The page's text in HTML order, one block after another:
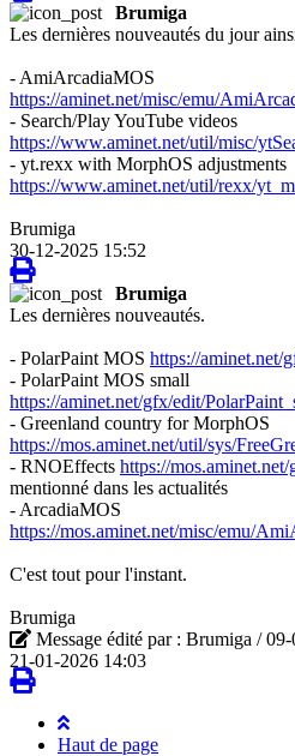
Brumiga
Les dernières nouveautés du jour
- AmiArcadiaMOS
https://aminet.net/misc/emu/
- Search/Play YouTube videos
https://www.aminet.net/util/misc/
- yt.rexx with MorphOS adjustments
https://www.aminet.net/util/rexx/
Brumiga
30-12-2025 15:52
Brumiga
Les dernières nouveautés.
- PolarPaint MOS https://aminet.net/
- PolarPaint MOS small
https://aminet.net/gfx/edit/
- Greenland country for MorphOS
https://mos.aminet.net/util/sys/
- RNOEffects https://
mentionné dans les actualités
- ArcadiaMOS
https://mos.aminet.net/misc/emu/
C'est tout pour l'instant.
Brumiga
Message édité par : Brumiga /
21-01-2026 14:03
Haut de page